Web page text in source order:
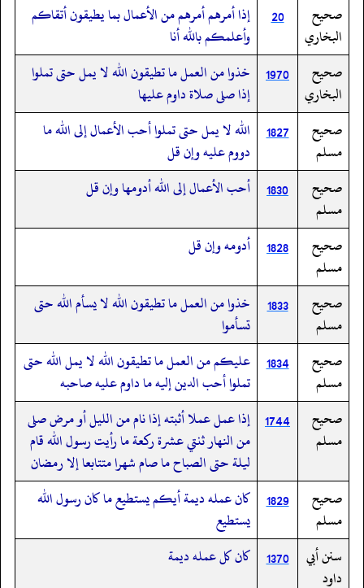
صحيح
البخاري
20
إذا أمرهم أمرهم من الأعمال بما يطيقون أتقاكم
وأعلمكم بالله أنا
صحيح
البخاري
1970
خذوا من العمل ما تطيقون الله لا يمل حتى تملوا
إذا صلى صلاة داوم عليها
صحيح
مسلم
1827
الله لا يمل حتى تملوا أحب الأعمال إلى الله ما
دووم عليه وإن قل
صحيح
مسلم
1830 أحب الأعمال إلى الله أدومها وإن قل
صحيح
مسلم
1828 أدومه وإن قل
صحيح
مسلم
1833
خذوا من العمل ما تطيقون الله لا يسأم الله حتى
تسأموا
صحيح
مسلم
1834
عليكم من العمل ما تطيقون الله لا يمل الله حتى
تملوا أحب الدين إليه ما داوم عليه صاحبه
صحيح
مسلم
1744 إذا عمل عملا أثبته إذا نام من الليل أو مرض صلى
من النهار ثنتي عشرة ركعة ما رأيت رسول الله قام
ليلة حتى الصباح ما صام شهرا متتابعا إلا رمضان
صحيح
مسلم
1829
كان عمله ديمة أيكم يستطيع ما كان رسول الله
يستطيع
سنن أبي
داود
1370 كان كل عمله ديمة